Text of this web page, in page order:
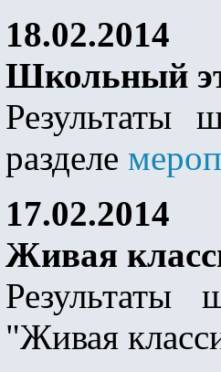
18.02.2014
Школьный
Результаты
разделе
17.02.2014
Живая
Результаты
"Живая